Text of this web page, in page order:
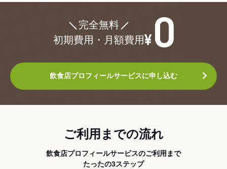
完全無料
初期費用・月額費用
飲食店プロフィールサービスに申し込む
ご利用までの流れ
飲食店プロフィールサービスのご利用まで
たったの3ステップ